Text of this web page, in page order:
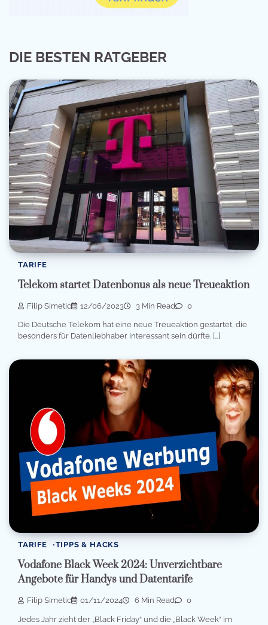
DIE BESTEN RATGEBER
TARIFE
Telekom startet Datenbonus als neue Treueaktion
Filip Simetic 12/06/2023 3 Min Read 0
Die Deutsche Telekom hat eine neue Treueaktion gestartet, die
besonders für Datenliebhaber interessant sein dürfte. […]
TARIFE TIPPS & HACKS
Vodafone Black Week 2024: Unverzichtbare
Angebote für Handys und Datentarife
Filip Simetic 01/11/2024 6 Min Read 0
Jedes Jahr zieht der „Black Friday“ und die „Black Week“ im